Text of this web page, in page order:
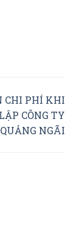
CHI PHÍ KHI
CÔNG TY
NGÃI